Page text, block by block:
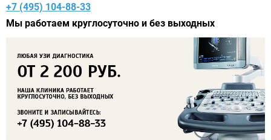
+7 (495) 104-88-33
Мы работаем круглосуточно и без выходных